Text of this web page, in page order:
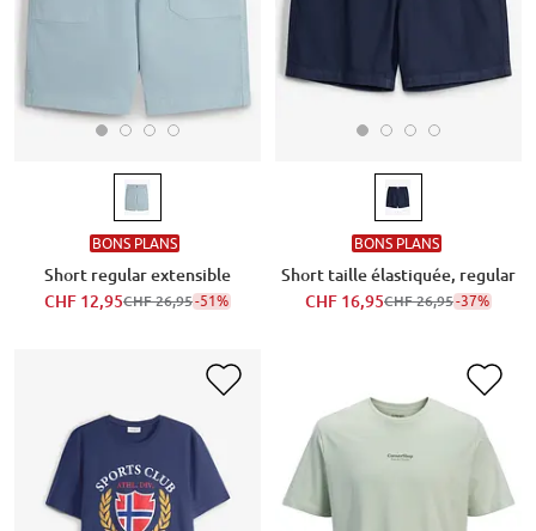
BONS PLANS
Short regular extensible
CHF 12,95CHF 26,95-51%
BONS PLANS
Short taille élastiquée, regular
CHF 16,95CHF 26,95-37%